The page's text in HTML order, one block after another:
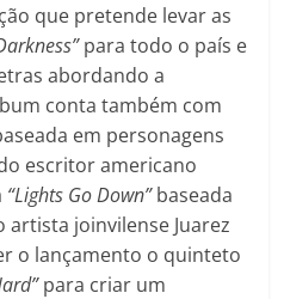
que pretende levar as
para todo o país e
abordando a
conta também com
em personagens
escritor americano
“Lights Go Down”baseada
joinvilense Juarez
o lançamento o quinteto
para criar um